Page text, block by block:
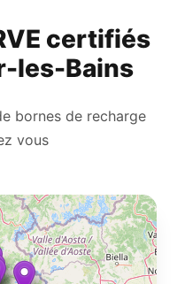
certifiés
les-Bains
bornes de recharge
vous